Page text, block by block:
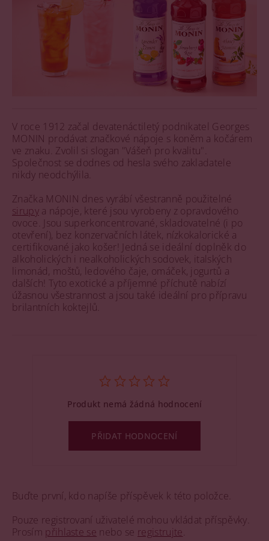
V roce 1912 začal devatenáctiletý podnikatel Georges
MONIN prodávat značkové nápoje s koněm a kočárem
ve znaku. Zvolil si slogan "Vášeň pro kvalitu".
Společnost se dodnes od hesla svého zakladatele
nikdy neodchýlila.
Značka MONIN dnes vyrábí všestranně použitelné
sirupya nápoje, které jsou vyrobeny z opravdového
ovoce. Jsou superkoncentrované, skladovatelné (i po
otevření), bez konzervačních látek, nízkokalorické a
certifikované jako košer! Jedná se ideální doplněk do
alkoholických i nealkoholických sodovek, italských
limonád, moštů, ledového čaje, omáček, jogurtů a
dalších! Tyto exotické a příjemné příchutě nabízí
úžasnou všestrannost a jsou také ideální pro přípravu
brilantních koktejlů.
Buďte první, kdo napíše příspěvek k této položce.
Pouze registrovaní uživatelé mohou vkládat příspěvky.
Prosím přihlaste se nebo se registrujte
Produkt nemá žádná hodnocení
PŘIDAT HODNOCENÍ